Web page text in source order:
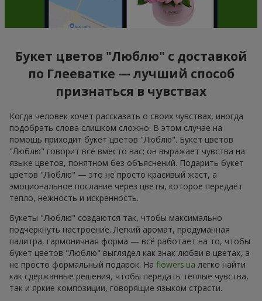
Букет цветов "Люблю" с доставкой
по Глееватке — лучший способ
признаться в чувствах
Когда человек хочет рассказать о своих чувствах, иногда
подобрать слова слишком сложно. В этом случае на
помощь приходит букет цветов "Люблю". Букет цветов
"Люблю" говорит всё вместо вас; он выражает чувства на
языке цветов, понятном без объяснений. Подарить букет
цветов "Люблю" — это не просто красивый жест, а
эмоциональное послание через цветы, которое передаёт
тепло, нежность и искренность.
Букеты "Люблю" создаются так, чтобы максимально
подчеркнуть настроение. Лёгкий аромат, продуманная
палитра, гармоничная форма — всё работает на то, чтобы
букет цветов "Люблю" выглядел как знак любви в цветах, а
не просто формальный подарок. На flowers.ua легко найти
как сдержанные решения, чтобы передать тёплые чувства,
так и яркие композиции, говорящие языком страсти.